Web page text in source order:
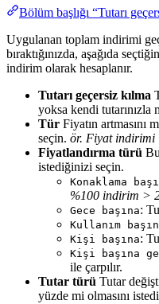
Bölüm başlığı “Tutarı
Uygulanan toplam indirimi
bıraktığınızda, aşağıda
indirim olarak hesaplanır.
Tutarı geçersiz kılma
yoksa kendi tutarınızla
Tür Fiyatın artmasını
seçin. ör. Fiyat indirimi
Fiyatlandırma türü
istediğinizi seçin.
Konaklama
%100 indirim >
Gece başına:
Kullanım
Kişi başına:
Kişi başına
ile çarpılır.
Tutar türü Tutar
yüzde mi olmasını